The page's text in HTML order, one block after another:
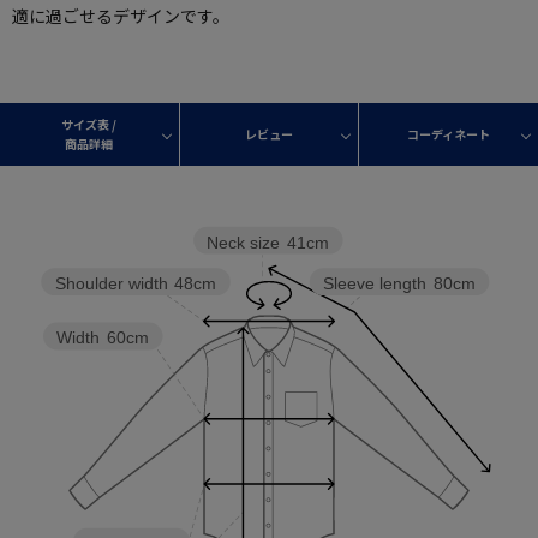
適に過ごせるデザインです。
サイズ表 /
商品詳細
レビュー コーディネート
Sleeve length 80cm
Neck size 41cm
Width 60cm
Shoulder width 48cm